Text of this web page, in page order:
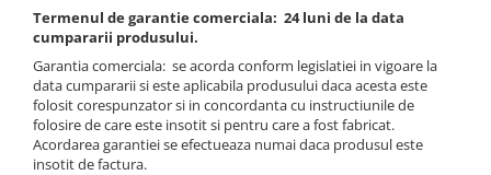
Termenul de garantie comerciala: 24 luni de la data
cumpararii produsului.
Garantia comerciala: se acorda conform legislatiei in vigoare la
data cumpararii si este aplicabila produsului daca acesta este
folosit corespunzator si in concordanta cu instructiunile de
folosire de care este insotit si pentru care a fost fabricat.
Acordarea garantiei se efectueaza numai daca produsul este
insotit de factura.